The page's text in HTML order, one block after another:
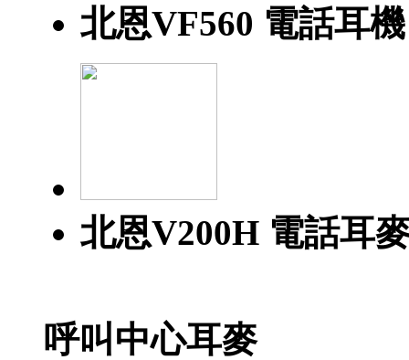
北恩VF560 電話耳機
北恩V200H 電話耳
呼叫中心耳麥